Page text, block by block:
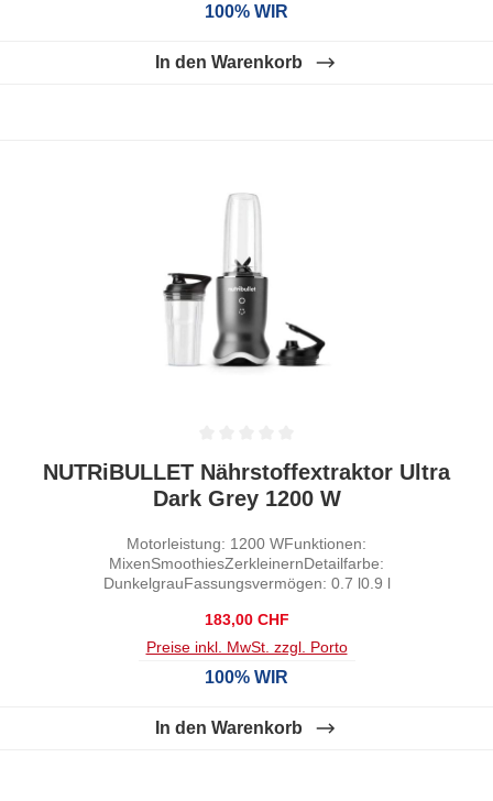
100% WIR
In den Warenkorb
Durchschnittliche Bewertung von 0 von 5 Sternen
NUTRiBULLET Nährstoffextraktor Ultra
Dark Grey 1200 W
Motorleistung: 1200 WFunktionen:
MixenSmoothiesZerkleinernDetailfarbe:
DunkelgrauFassungsvermögen: 0.7 l0.9 l
Regulärer Preis:
183,00 CHF
Preise inkl. MwSt. zzgl. Porto
100% WIR
In den Warenkorb